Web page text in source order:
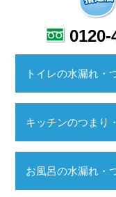
0120-
トイレの水漏れ・
キッチンのつまり
お風呂の水漏れ・